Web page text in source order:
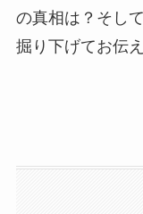
の真相は？そし
掘り下げてお伝え